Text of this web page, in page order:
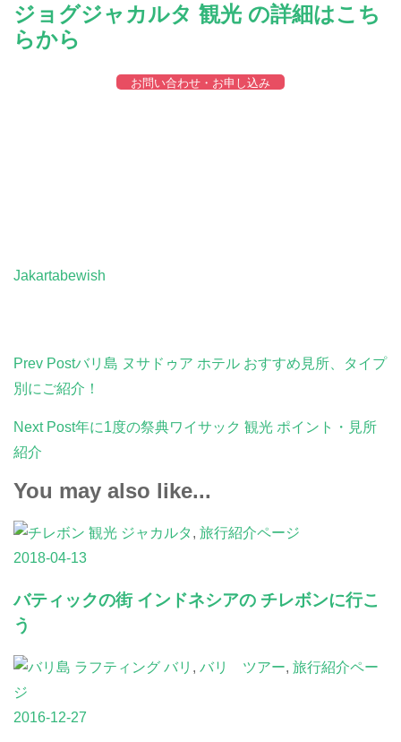
ジョグジャカルタ 観光 の詳細はこち
らから
お問い合わせ・お申し込み
Jakartabewish
Post
Navigation
Prev Postバリ島 ヌサドゥア ホテル おすすめ見所、タイプ
別にご紹介！
Next Post年に1度の祭典ワイサック 観光 ポイント・見所
紹介
You may also like...
ジャカルタ, 旅行紹介ページ
2018-04-13
バティックの街 インドネシアの チレボンに行こ
う
バリ , バリ ツアー, 旅行紹介ペー
ジ
2016-12-27